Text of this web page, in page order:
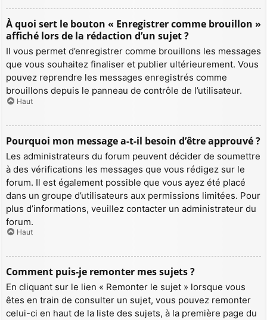
À quoi sert le bouton « Enregistrer comme brouillon »
affiché lors de la rédaction d’un sujet ?
Il vous permet d’enregistrer comme brouillons les messages
que vous souhaitez finaliser et publier ultérieurement. Vous
pouvez reprendre les messages enregistrés comme
brouillons depuis le panneau de contrôle de l’utilisateur.
Haut
Pourquoi mon message a-t-il besoin d’être approuvé ?
Les administrateurs du forum peuvent décider de soumettre
à des vérifications les messages que vous rédigez sur le
forum. Il est également possible que vous ayez été placé
dans un groupe d’utilisateurs aux permissions limitées. Pour
plus d’informations, veuillez contacter un administrateur du
forum.
Haut
Comment puis-je remonter mes sujets ?
En cliquant sur le lien « Remonter le sujet » lorsque vous
êtes en train de consulter un sujet, vous pouvez remonter
celui-ci en haut de la liste des sujets, à la première page du